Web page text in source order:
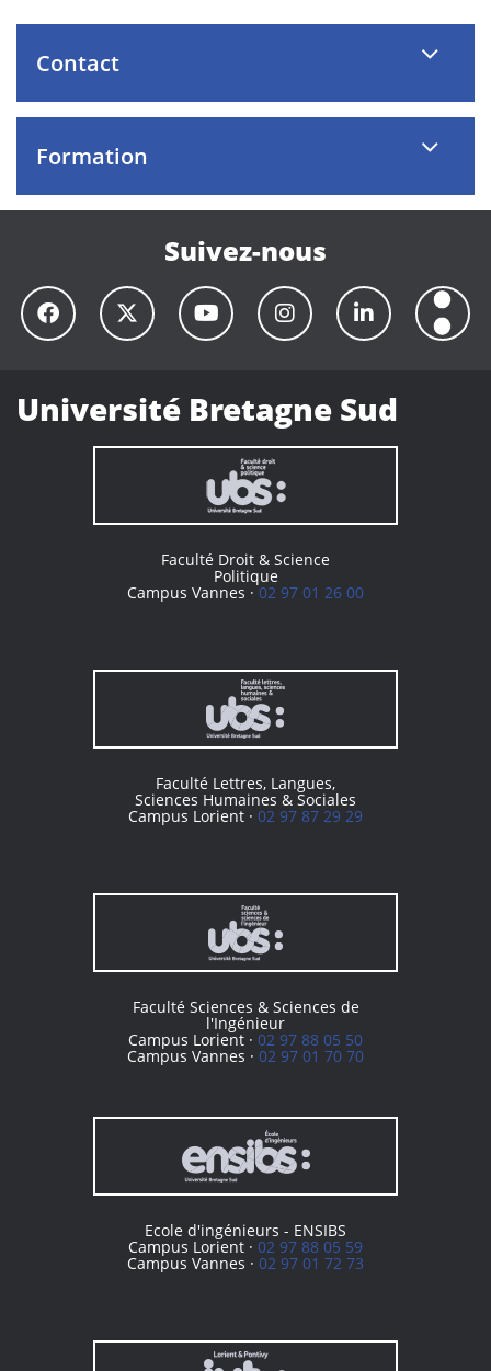
Contact
Formation
Suivez-nous
Université Bretagne Sud
Faculté Droit & Science
Politique
Campus Vannes ·02 97 01 26 00
Faculté Lettres, Langues,
Sciences Humaines & Sociales
Campus Lorient · 02 97 87 29 29
Faculté Sciences & Sciences de
l'Ingénieur
Campus Lorient · 02 97 88 05 50
Campus Vannes · 02 97 01 70 70
Ecole d'ingénieurs - ENSIBS
Campus Lorient · 02 97 88 05 59
Campus Vannes · 02 97 01 72 73